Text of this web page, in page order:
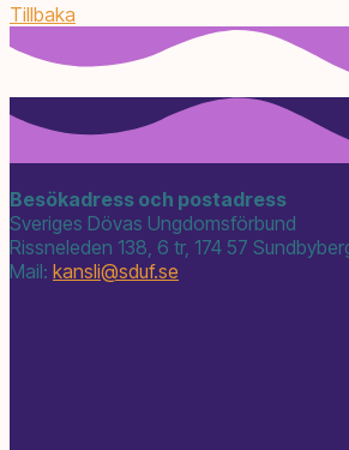
Tillbaka
Besökadress och postadress
Sveriges Dövas Ungdomsförbund
Rissneleden 138, 6 tr, 174 57
Mail: kansli@sduf.se